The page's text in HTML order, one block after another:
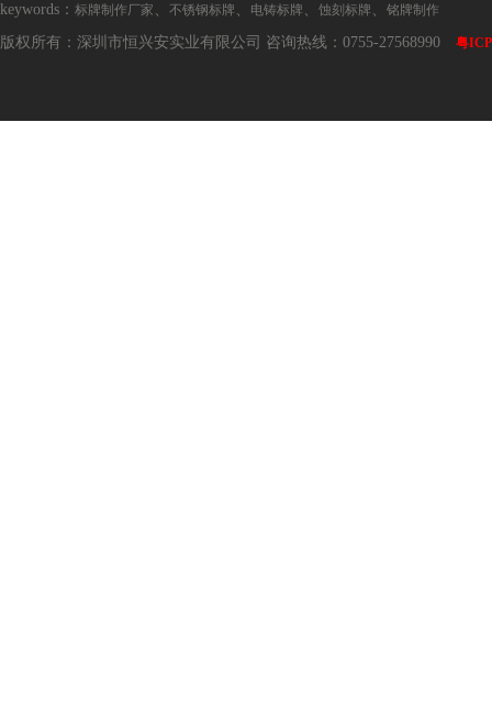
keywords： 标牌制作厂家 、 不锈钢标牌 、 电铸标牌 、 蚀刻标牌 、 铭牌制作
版权所有：深圳市恒兴安实业有限公司 咨询热线：0755-27568990 粤